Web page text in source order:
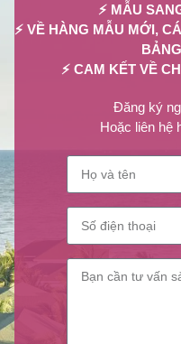
⚡ MẪU
⚡ VỀ HÀNG MẪU MỚI,
⚡ CAM KẾT VỀ
Đăng ký
Hoặc liên hệ